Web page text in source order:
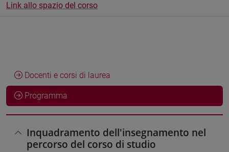
Link allo spazio del corso
Docenti e corsi di laurea
Programma
Inquadramento dell'insegnamento nel
percorso del corso di studio